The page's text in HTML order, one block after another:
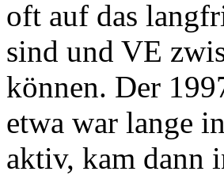
oft auf das
sind und VE
können. Der
etwa war lange
aktiv, kam dann